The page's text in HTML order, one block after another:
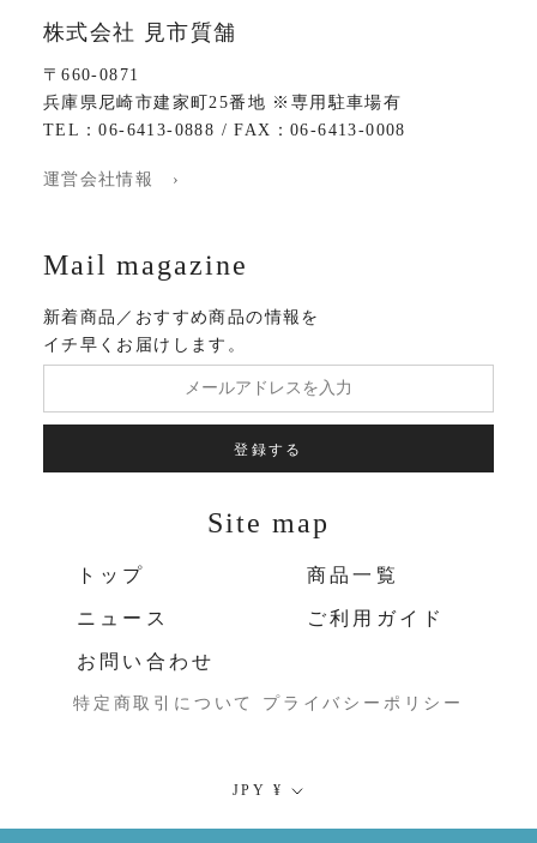
株式会社 見市質舗
〒660-0871
兵庫県尼崎市建家町25番地 ※専用駐車場有
TEL：06-6413-0888 / FAX：06-6413-0008
運営会社情報 ›
Mail magazine
新着商品／おすすめ商品の情報を
イチ早くお届けします。
登録する
Site map
トップ 商品一覧
ニュース ご利用ガイド
お問い合わせ
特定商取引について プライバシーポリシー
通
JPY ¥